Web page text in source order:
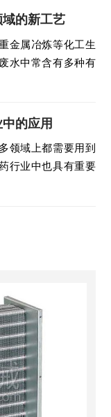
的新工艺
金属冶炼等化工生
水中常含有多种有
的应用
领域上都需要用到
行业中也具有重要